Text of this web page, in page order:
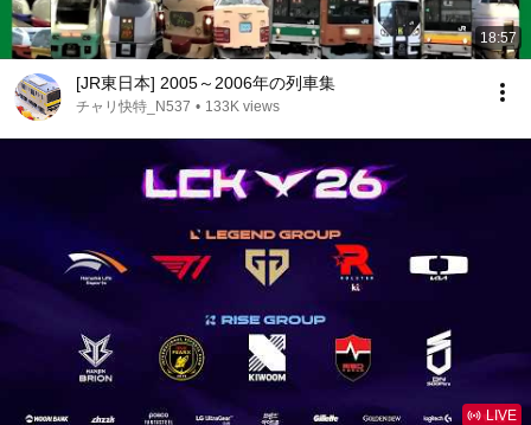
18:57
[JR東日本] 2005～2006年の列車集
チャリ快特_N537 • 133K views
LIVE